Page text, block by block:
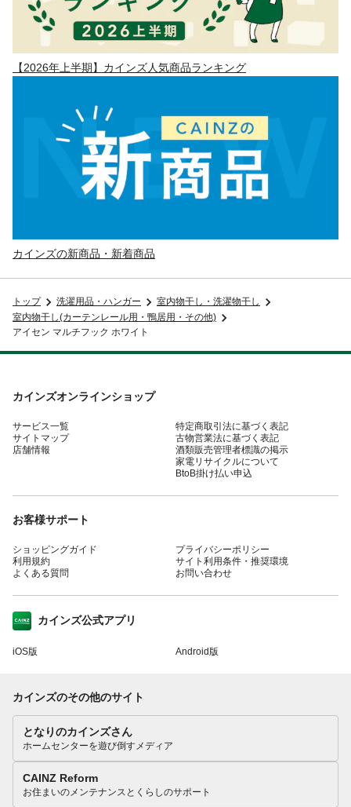
【2026年上半期】カインズ人気商品ランキング
カインズの新商品・新着商品
トップ 洗濯用品・ハンガー
室内物干し・洗濯物干し
室内物干し(カーテンレール用・鴨居用・その他)
アイセン マルチフック ホワイト
カインズオンラインショップ
サービス一覧
サイトマップ
店舗情報
特定商取引法に基づく表記
古物営業法に基づく表記
酒類販売管理者標識の掲示
家電リサイクルについて
BtoB掛け払い申込
お客様サポート
ショッピングガイド
利用規約
よくある質問
プライバシーポリシー
サイト利用条件・推奨環境
お問い合わせ
カインズ公式アプリ
iOS版 Android版
カインズのその他のサイト
となりのカインズさん
ホームセンターを遊び倒すメディア
CAINZ Reform
お住まいのメンテナンスとくらしのサポート